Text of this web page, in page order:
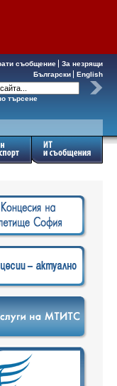
съобщение
За незрящи
Български
English
търсене